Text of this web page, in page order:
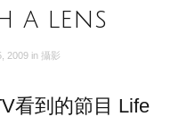
a lens
2009 in 攝影
看到的節目 Life